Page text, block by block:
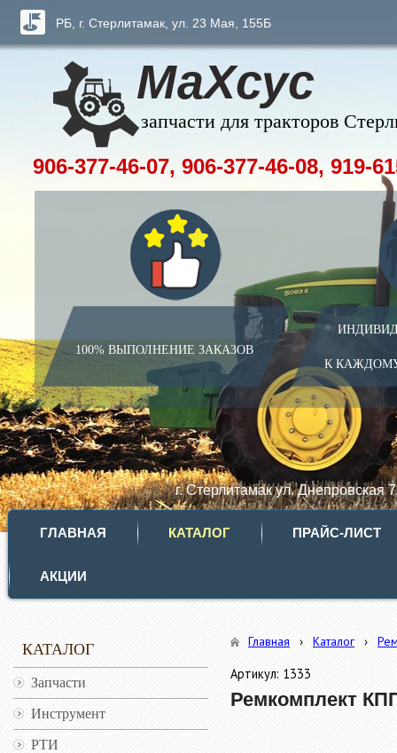
МаХсус
запчасти для тракторов
100% ВЫПОЛНЕНИЕ ЗАКАЗОВ
К
РБ, г. Стерлитамак, ул. 23 Мая, 155Б
г. Стерлитамак ул. Днепровская
906-377-46-07, 906-377-46-08, 919-
ГЛАВНАЯ КАТАЛОГ ПРАЙС-ЛИСТ
АКЦИИ
КАТАЛОГ
Запчасти
Инструмент
РТИ
Главная › Каталог ›
Артикул: 1333
Ремкомплект